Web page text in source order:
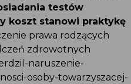
testów
koszt stanowi praktykę
prawa rodzących
zdrowotnych
naruszenie-
osoby-towarzyszacej-